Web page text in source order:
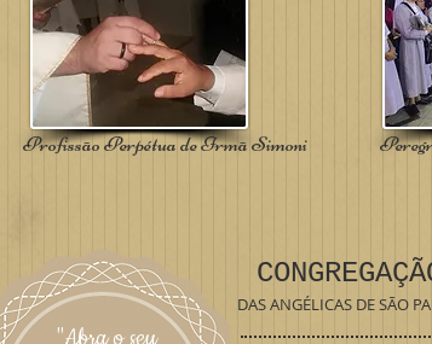
Profissão Perpétua de Irmã Simoni
DAS ANGÉLICAS DE SÃO